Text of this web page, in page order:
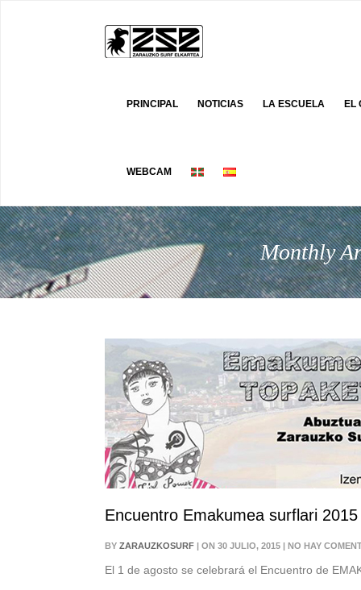
PRINCIPAL NOTICIAS LA ESCUELA EL
WEBCAM
Monthly
Encuentro Emakumea surflari 2015
BY ZARAUZKOSURF | ON 30 JULIO, 2015 | NO HAY
El 1 de agosto se celebrará el Encuentro de